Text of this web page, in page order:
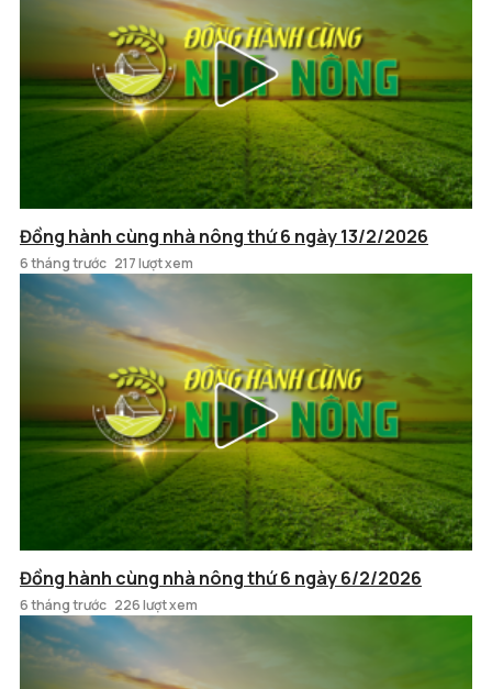
Đồng hành cùng nhà nông thứ 6 ngày 13/2/2026
6 tháng trước 217 lượt xem
Đồng hành cùng nhà nông thứ 6 ngày 6/2/2026
6 tháng trước 226 lượt xem